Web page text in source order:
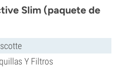
Slim (paquete de
Y Filtros